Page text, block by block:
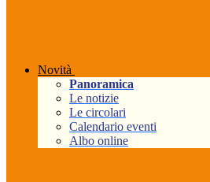
Novità
Panoramica
Le notizie
Le circolari
Calendario eventi
Albo online